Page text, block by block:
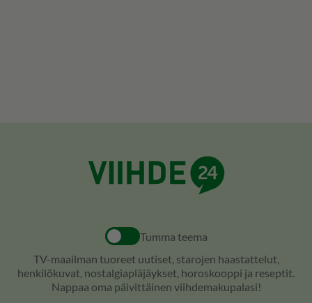
Tumma teema
TV-maailman tuoreet uutiset, starojen haastattelut,
henkilökuvat, nostalgiapläjäykset, horoskooppi ja reseptit.
Nappaa oma päivittäinen viihdemakupalasi!